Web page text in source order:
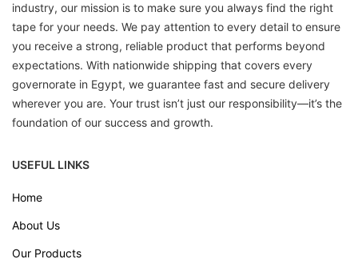
industry, our mission is to make sure you always find the right
tape for your needs. We pay attention to every detail to ensure
you receive a strong, reliable product that performs beyond
expectations. With nationwide shipping that covers every
governorate in Egypt, we guarantee fast and secure delivery
wherever you are. Your trust isn’t just our responsibility—it’s the
foundation of our success and growth.
USEFUL LINKS
Home
About Us
Our Products